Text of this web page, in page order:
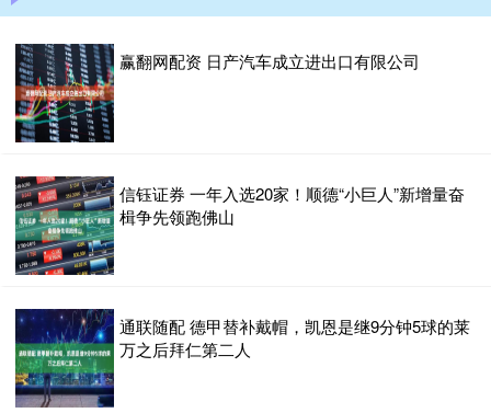
赢翻网配资 日产汽车成立进出口有限公司
信钰证券 一年入选20家！顺德“小巨人”新增量奋
楫争先领跑佛山
通联随配 德甲替补戴帽，凯恩是继9分钟5球的莱
万之后拜仁第二人